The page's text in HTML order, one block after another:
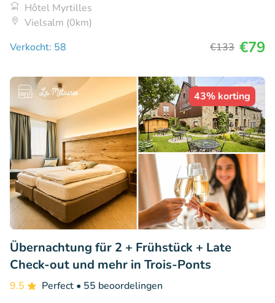
Hôtel Myrtilles
Vielsalm (0km)
Verkocht: 58
€133 €79
43% korting
Übernachtung für 2 + Frühstück + Late
Check-out und mehr in Trois-Ponts
9.5 Perfect • 55 beoordelingen